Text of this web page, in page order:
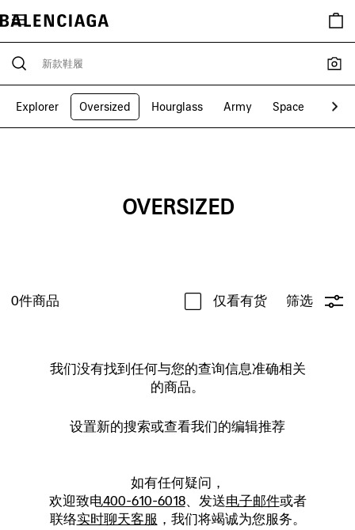
Explorer Oversized Hourglass Army Space
OVERSIZED
0件商品 仅看有货 筛选
我们没有找到任何与您的查询信息准确相关
的商品。
设置新的搜索或查看我们的编辑推荐
如有任何疑问，
欢迎致电400-610-6018、发送电子邮件或者
联络实时聊天客服 ，我们将竭诚为您服务。